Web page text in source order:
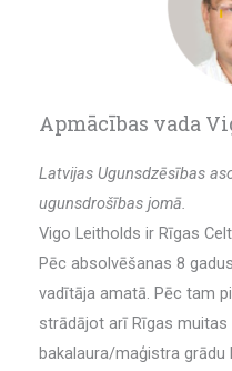
Apmācības vada
Latvijas Ugunsdzēsības
ugunsdrošības jomā.
Vigo Leitholds ir Rīgas
Pēc absolvēšanas 8
vadītāja amatā. Pēc tam
strādājot arī Rīgas
bakalaura/maģistra grādu